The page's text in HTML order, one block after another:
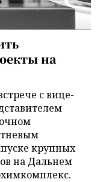
на
с вице-
крупных
на Дальнем